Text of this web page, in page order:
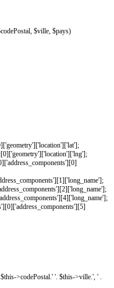
, $ville, $pays)
]['geometry']['location']['lat'];
[0]['geometry']['location']['lng'];
]['address_components'][0]
][1]['long_name'];
][2]['long_name'];
][4]['long_name'];
][0]['address_components'][5]
$this->codePostal.' '. $this->ville.', ' .